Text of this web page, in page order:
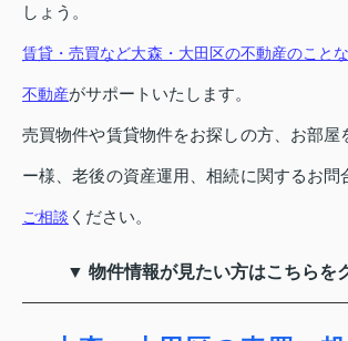
しょう。
賃貸・売買など大森・大田区の不動産のこと
不動産がサポートいたします。
売買物件や賃貸物件をお探しの方、お部屋
ー様、老後の資産運用、相続に関するお問
ご相談 ください。
▼ 物件情報が見たい方はこちらを